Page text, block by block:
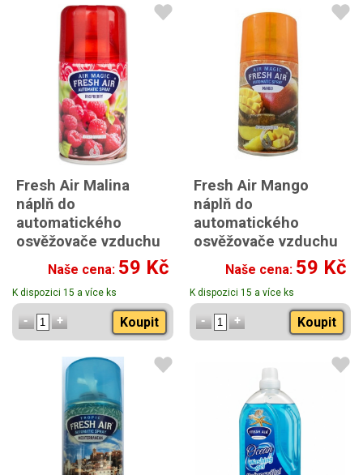
Fresh Air Malina
náplň do
automatického
osvěžovače vzduchu
260 ml
Naše cena: 59 Kč
K dispozici 15 a více ks
Koupit
Fresh Air Mango
náplň do
automatického
osvěžovače vzduchu
260 ml
Naše cena: 59 Kč
K dispozici 15 a více ks
Koupit